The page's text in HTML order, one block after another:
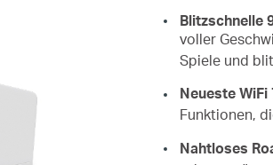
Blitzschnelle
voller
Spiele und
Neueste WiFi
Funktionen,
Nahtloses